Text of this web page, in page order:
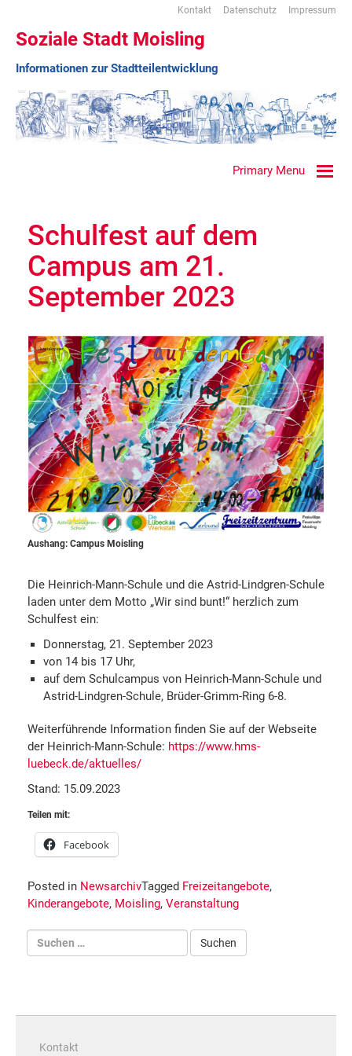
Kontakt Datenschutz Impressum
Soziale Stadt Moisling
Informationen zur Stadtteilentwicklung
Primary Menu
Schulfest auf dem
Campus am 21.
September 2023
Aushang: Campus Moisling
Die Heinrich-Mann-Schule und die Astrid-Lindgren-Schule
laden unter dem Motto „Wir sind bunt!“ herzlich zum
Schulfest ein:
Donnerstag, 21. September 2023
von 14 bis 17 Uhr,
auf dem Schulcampus von Heinrich-Mann-Schule und
Astrid-Lindgren-Schule, Brüder-Grimm-Ring 6-8.
Weiterführende Information finden Sie auf der Webseite
der Heinrich-Mann-Schule: https://www.hms-
luebeck.de/aktuelles/
Stand: 15.09.2023
Teilen mit:
Facebook
Posted in NewsarchivTagged Freizeitangebote,
Kinderangebote, Moisling, Veranstaltung
Kontakt